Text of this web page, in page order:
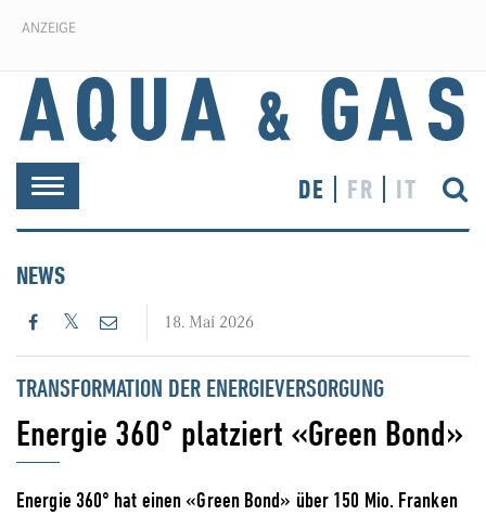
ANZEIGE
Toggle
navigation
DE FR IT
NEWS
18. Mai 2026
TRANSFORMATION DER ENERGIEVERSORGUNG
Energie 360° platziert «Green Bond»
Energie 360° hat einen «Green Bond» über 150 Mio. Franken